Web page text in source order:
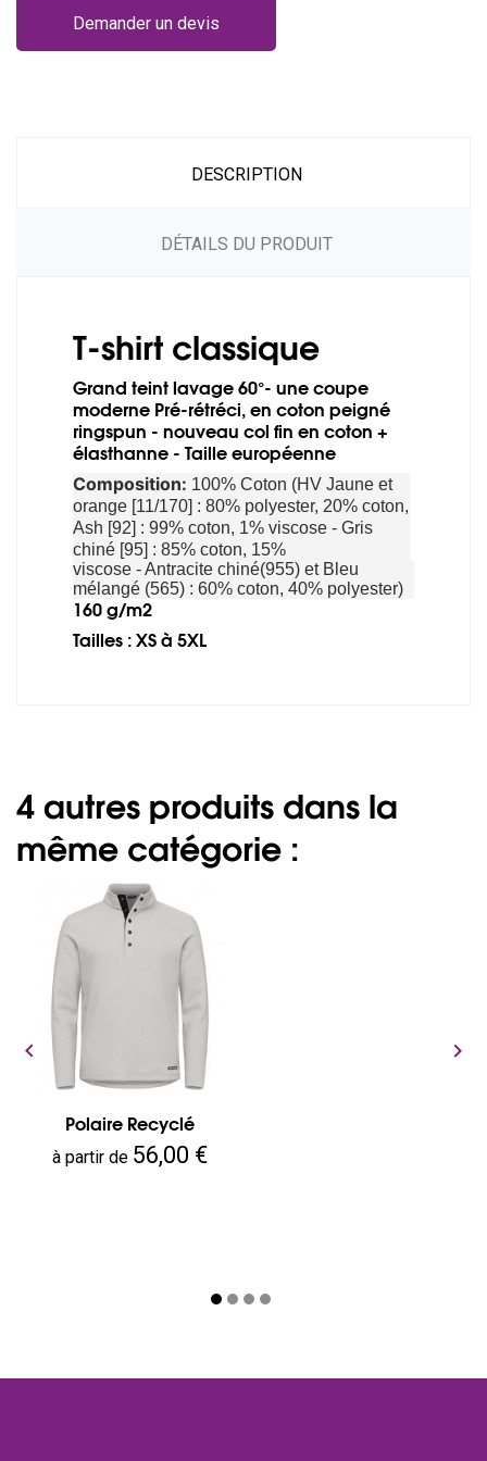
Demander un devis
DESCRIPTION
DÉTAILS DU PRODUIT
T-shirt classique
Grand teint lavage 60°- une coupe
moderne Pré-rétréci, en coton peigné
ringspun - nouveau col fin en coton +
élasthanne - Taille européenne
Composition: 100% Coton (HV Jaune et
orange [11/170] : 80% polyester, 20% coton,
Ash [92] : 99% coton, 1% viscose - Gris
chiné [95] : 85% coton, 15%
viscose - Antracite chiné(955) et Bleu
mélangé (565) : 60% coton, 40% polyester)
160 g/m2
Tailles : XS à 5XL
4 autres produits dans la
même catégorie :
Polaire Recyclé
Prix
à partir de 56,00 €
 